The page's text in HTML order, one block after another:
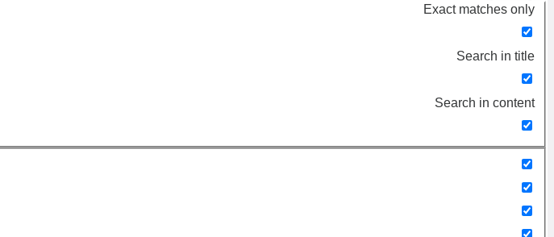
Exact matches only
Search in title
Search in content